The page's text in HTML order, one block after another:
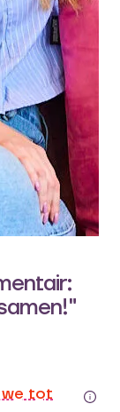
we tot